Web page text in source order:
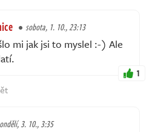
sobota, 1. 10., 23:13
mi jak jsi to myslel :-) Ale
1
3. 10., 3:35